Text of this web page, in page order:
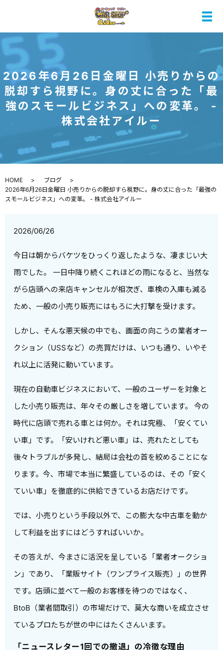
メ
2026年6月26日金曜日 小売りからの
脱却すら視野に。身の丈に合った「最
強のスモールビジネス」への変革。 -
株式会社アイルー
HOME
ブログ
2026年6月26日金曜日 小売りからの脱却すら視野に。身の丈に合った「最強の
スモールビジネス」への変革。 - 株式会社アイルー
2026/06/26
今日は朝からバケツをひっくり返したような、凄まじい大
雨でした。 一日中降り続くこれほどの雨になると、当然な
がら店頭への来店キャンセルが相次ぎ、車検の入庫も減る
ため、一般の小売り販売にはもろに大打撃を受けます。
しかし、そんな悪天候の中でも、画面の向こうの業者オー
クション（USSなど）の売買だけは、いつも通り、いやそ
れ以上に活発に動いています。
現在の自動車ビジネスにおいて、一般のユーザーを対象と
した小売り販売は、年々その厳しさを増しています。 今の
時代に店頭で売れる車とは何か。それは究極、「安くてい
い車」です。「安いけれど悪い車」は、売れたとしても
後々トラブルが多発し、結局は会社の首を絞めることにな
ります。今、市場で本当に繁盛しているのは、その「安く
ていい車」を徹底的に供給できているお店だけです。
では、小売りという手段以外で、この膨大な中古車を動か
して利益を出すにはどうすればいいか。
その答えが、今まさに活況を呈している「業者オークショ
ン」であり、「業販サイト（ワンプライス販売）」の世界
です。店頭に並べて一般のお客様を待つのではなく、
BtoB（業者間取引）の市場だけで、莫大な商いを成立させ
ているプロたちが世の中にはたくさんいます。
「ニュースレター1回での撤退」の冷徹な理由